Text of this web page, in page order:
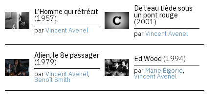
L’Homme qui rétrécit
(1957)
parVincent Avenel
De l’eau tiède sous
un pont rouge
(2001)
parVincent Avenel
Alien, le 8e passager
(1979)
parVincent Avenel,
Benoît Smith
Ed Wood (1994)
par Marie Bigorie,
Vincent Avenel